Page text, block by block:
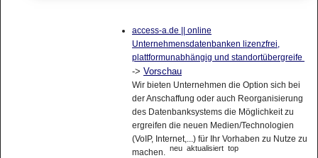
access-a.de || online
Unternehmensdatenbanken lizenzfrei,
plattformunabhängig und standortübergreife
-> Vorschau
Wir bieten Unternehmen die Option sich bei
der Anschaffung oder auch Reorganisierung
des Datenbanksystems die Möglichkeit zu
ergreifen die neuen Medien/Technologien
(VoIP, Internet,...) für Ihr Vorhaben zu Nutze zu
machen. neu aktualisiert top